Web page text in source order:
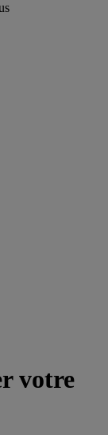
votre